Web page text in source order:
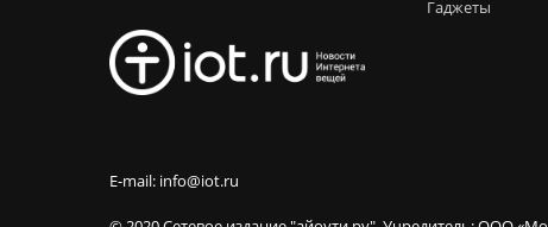
Гаджеты
E-mail: info@iot.ru